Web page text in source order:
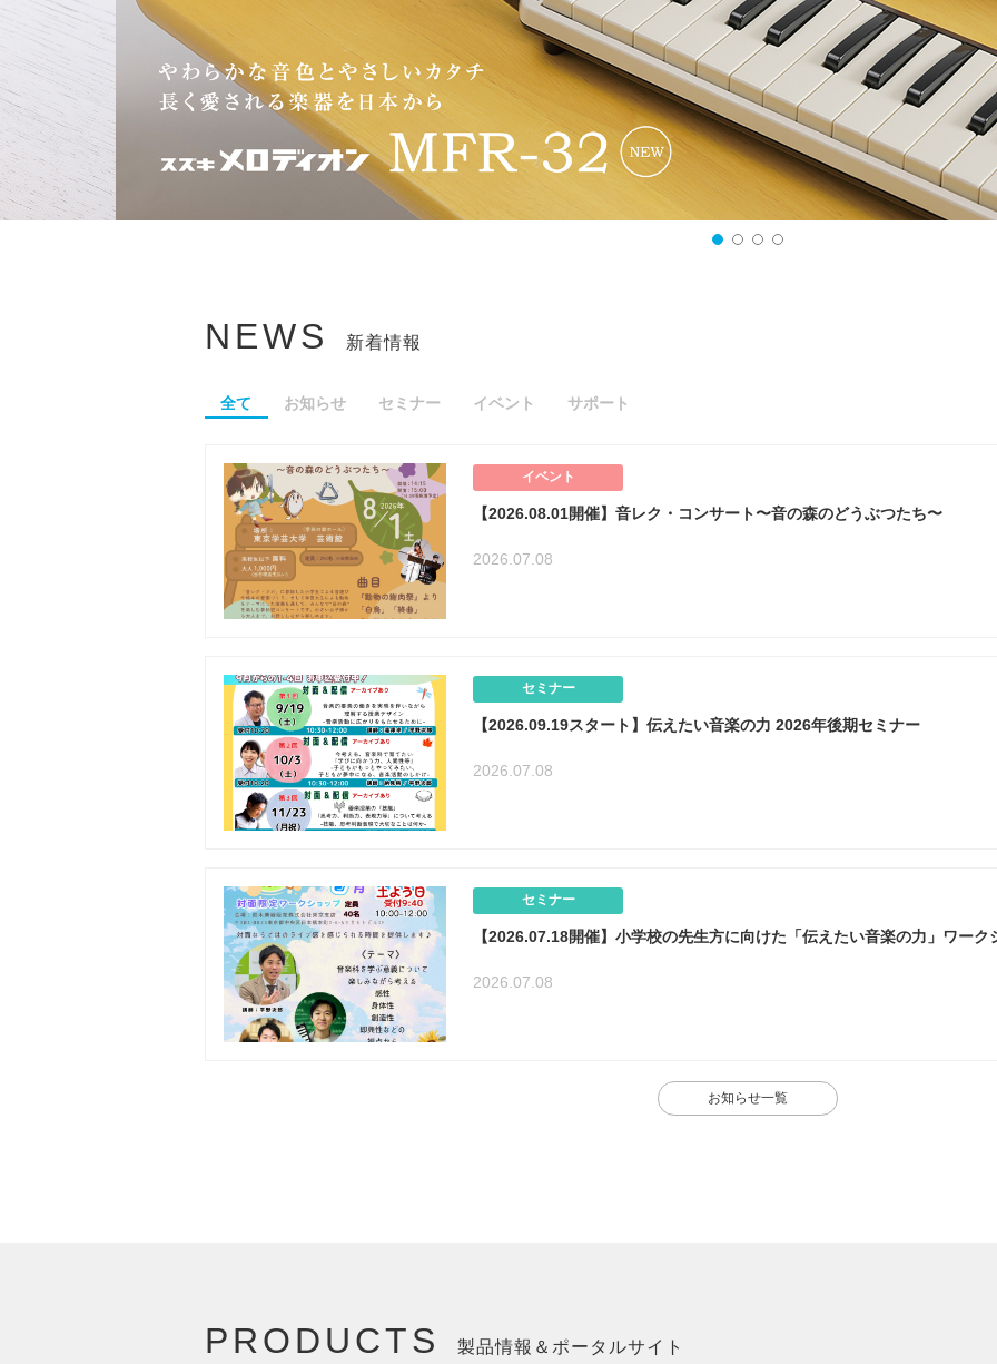
NEWS 新着情報
全て お知らせ セミナー イベント サポート
イベント
【2026.08.01開催】音レク・コンサート〜音の森のどうぶつたち〜
2026.07.08
セミナー
【2026.09.19スタート】伝えたい音楽の力 2026年後期セミナー
2026.07.08
セミナー
【2026.07.18開催】小学校の先生方に向けた「伝えたい音楽の力」ワーク
2026.07.08
お知らせ一覧
PRODUCTS 製品情報＆ポータルサイト